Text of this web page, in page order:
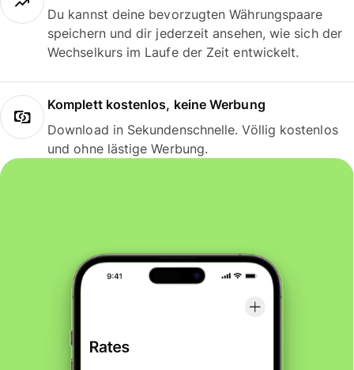
Du kannst deine bevorzugten Währungspaare
speichern und dir jederzeit ansehen, wie sich der
Wechselkurs im Laufe der Zeit entwickelt.
Komplett kostenlos, keine Werbung
Download in Sekundenschnelle. Völlig kostenlos
und ohne lästige Werbung.